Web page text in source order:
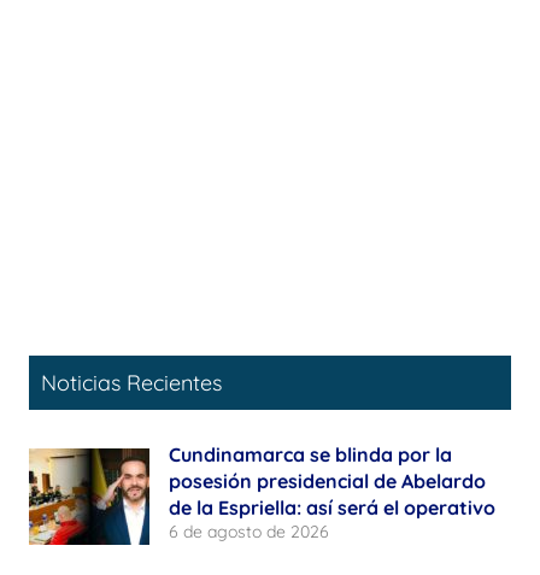
Noticias Recientes
Cundinamarca se blinda por la
posesión presidencial de Abelardo
de la Espriella: así será el operativo
6 de agosto de 2026